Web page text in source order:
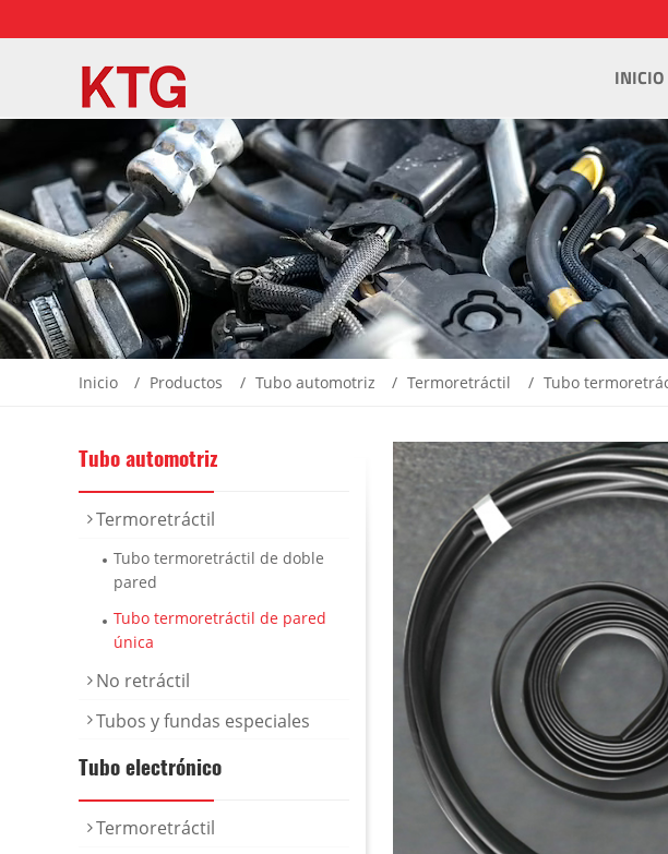
INICIO
Inicio Productos Tubo automotriz Termoretráctil Tubo
Tubo automotriz
Termoretráctil
Tubo termoretráctil de doble
pared
Tubo termoretráctil de pared
única
No retráctil
Tubos y fundas especiales
Tubo electrónico
Termoretráctil